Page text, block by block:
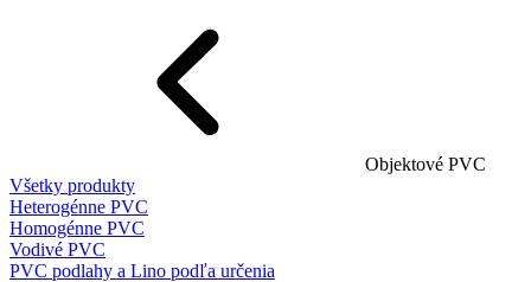
Objektové PVC
Všetky produkty
Heterogénne PVC
Homogénne PVC
Vodivé PVC
PVC podlahy a Lino podľa určenia